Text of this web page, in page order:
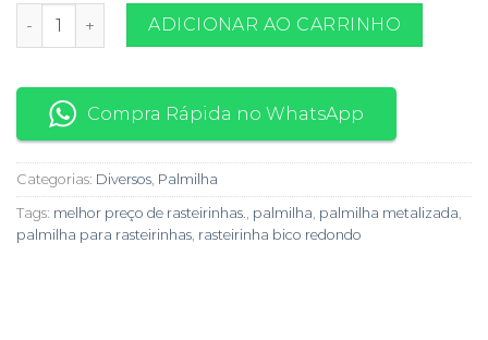
Palmilha confort prata metalizada com taloneira - preço por
ADICIONAR AO CARRINHO
Compra Rápida no WhatsApp
Categorias: Diversos, Palmilha
Tags: melhor preço de rasteirinhas., palmilha, palmilha metalizada,
palmilha para rasteirinhas, rasteirinha bico redondo